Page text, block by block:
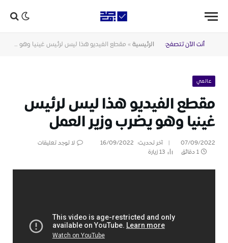
أنت الآن تتصفح: الرئيسية » مقطع الفيديو هذا ليس لرئيس غينيا وهو يضرب وزير العمل
عالمي
مقطع الفيديو هذا ليس لرئيس
غينيا وهو يضرب وزير العمل
07/09/2022 آخر تحديث: 16/09/2022
لا توجد تعليقات
1 دقائق
13زيارة